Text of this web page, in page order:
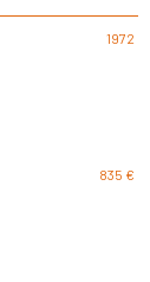
1972
835 €